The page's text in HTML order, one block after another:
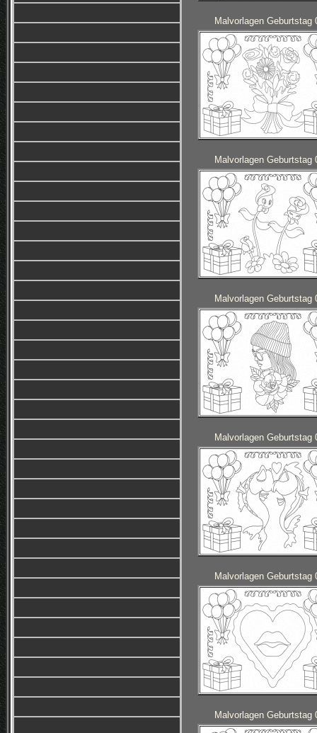
Malvorlagen Geburtstag
Malvorlagen Geburtstag
Malvorlagen Geburtstag
Malvorlagen Geburtstag
Malvorlagen Geburtstag
Malvorlagen Geburtstag